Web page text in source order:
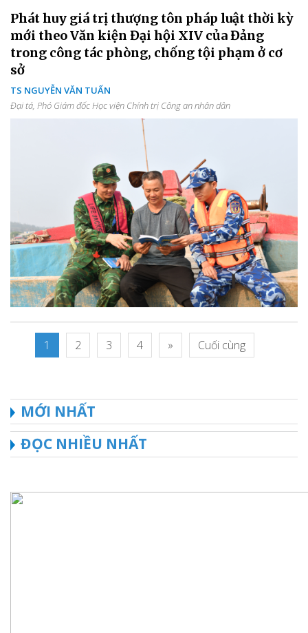
Phát huy giá trị thượng tôn pháp luật thời kỳ
mới theo Văn kiện Đại hội XIV của Đảng
trong công tác phòng, chống tội phạm ở cơ
sở
TS NGUYỄN VĂN TUẤN
Đại tá, Phó Giám đốc Học viện Chính trị Công an nhân dân
1 2 3 4 » Cuối cùng
MỚI NHẤT
ĐỌC NHIỀU NHẤT